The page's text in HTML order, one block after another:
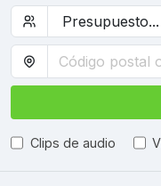
Clips de audio